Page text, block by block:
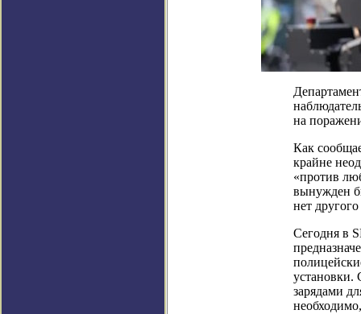
на
Как
крайне
«против
вынужден
нет
Сегодня в
установки.
зарядами